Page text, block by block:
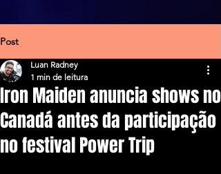
Post
Iron Maiden anuncia shows no
Canadá antes da participação
no festival Power Trip
Luan Radney
1 min de leitura